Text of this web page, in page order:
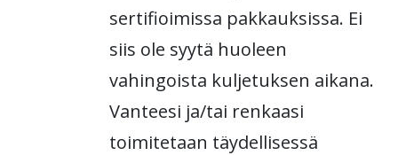
sertifioimissa pakkauksissa. Ei
siis ole syytä huoleen
vahingoista kuljetuksen aikana.
Vanteesi ja/tai renkaasi
toimitetaan täydellisessä